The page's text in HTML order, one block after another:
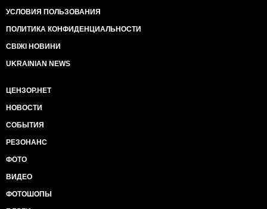
УСЛОВИЯ ПОЛЬЗОВАНИЯ
ПОЛИТИКА КОНФИДЕНЦИАЛЬНОСТИ
СВІЖІ НОВИНИ
UKRAINIAN NEWS
ЦЕНЗОР.НЕТ
НОВОСТИ
СОБЫТИЯ
РЕЗОНАНС
ФОТО
ВИДЕО
ФОТОШОПЫ